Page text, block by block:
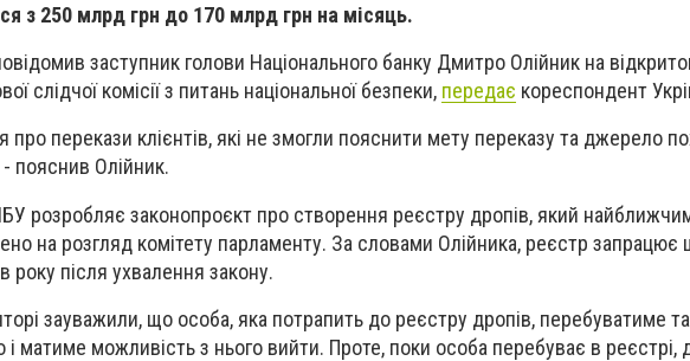
з 250 млрд грн до 170 млрд грн на місяць.
заступник голови Національного банку Дмитро Олійник на
слідчої комісії з питань національної безпеки, передає кореспондент
про перекази клієнтів, які не змогли пояснити мету переказу та джерело
- пояснив Олійник.
розробляє законопроєкт про створення реєстру дропів, який
на розгляд комітету парламенту. За словами Олійника, реєстр
року після ухвалення закону.
зауважили, що особа, яка потрапить до реєстру дропів, перебуватиме
і матиме можливість з нього вийти. Проте, поки особа перебуває в реєстрі,